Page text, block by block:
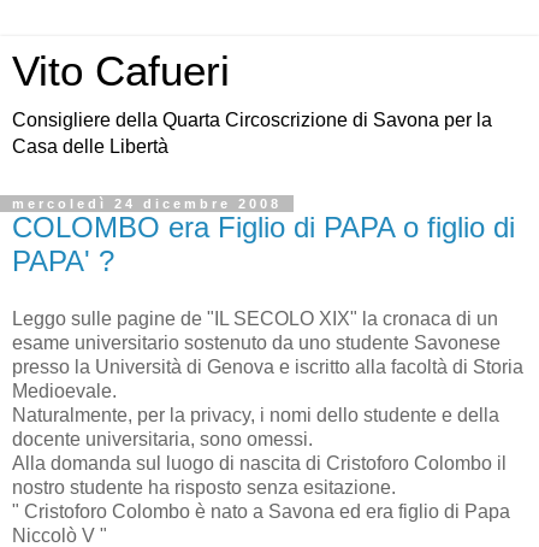
Vito Cafueri
Consigliere della Quarta Circoscrizione di Savona per la
Casa delle Libertà
mercoledì 24 dicembre 2008
COLOMBO era Figlio di PAPA o figlio di
PAPA' ?
Leggo sulle pagine de "IL SECOLO XIX" la cronaca di un
esame universitario sostenuto da uno studente Savonese
presso la Università di Genova e iscritto alla facoltà di Storia
Medioevale.
Naturalmente, per la privacy, i nomi dello studente e della
docente universitaria, sono omessi.
Alla domanda sul luogo di nascita di Cristoforo Colombo il
nostro studente ha risposto senza esitazione.
" Cristoforo Colombo è nato a Savona ed era figlio di Papa
Niccolò V "